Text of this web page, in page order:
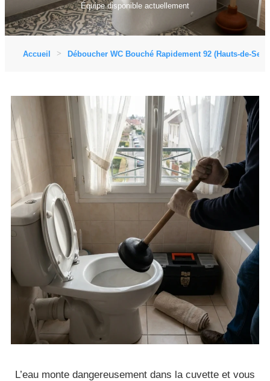
Équipe disponible actuellement
Accueil Déboucher WC Bouché Rapidement 92 (Hauts-de-
L’eau monte dangereusement dans la cuvette et vous